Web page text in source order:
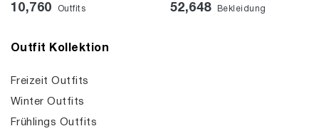
10,760 Outfits 52,648 Bekleidung
Outfit Kollektion
Freizeit Outfits
Winter Outfits
Frühlings Outfits